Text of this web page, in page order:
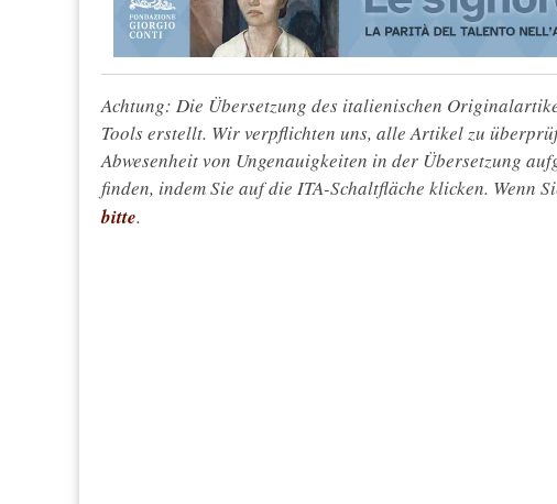
Achtung: Die Übersetzung des italienischen
Tools erstellt. Wir verpflichten uns, alle Artikel zu
Abwesenheit von Ungenauigkeiten in der Übersetzung
finden, indem Sie auf die ITA-Schaltfläche klicken. Wenn
bitte.